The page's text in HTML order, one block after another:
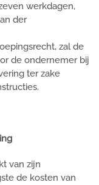
werkdagen,
der
zal de
de ondernemer bij
ter zake
van zijn
de kosten van